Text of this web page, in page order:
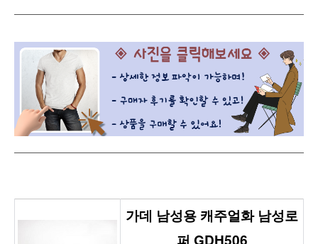
가데 남성용 캐주얼화 남성로
퍼 GDH506